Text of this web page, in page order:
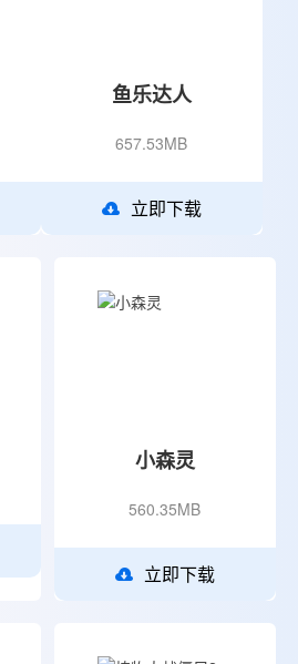
鱼乐达人
657.53MB
立即下载
小森灵
560.35MB
立即下载